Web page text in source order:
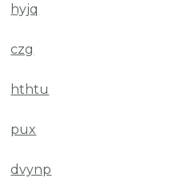
hyjq
czg
hthtu
pux
dvynp